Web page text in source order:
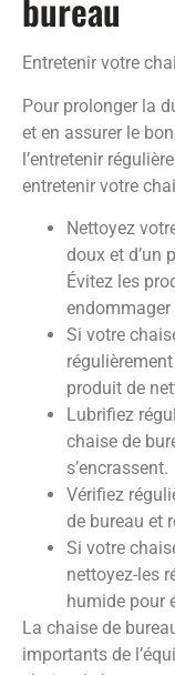
bureau
Entretenir votre
Pour prolonger la
et en assurer le
l’entretenir
entretenir votre
Nettoyez
doux et d’un
Évitez les
endommager
Si votre
produit de
Lubrifiez
chaise de
s’encrassent.
Vérifiez
de bureau et
Si votre
nettoyez-les
humide pour
La chaise de
importants de